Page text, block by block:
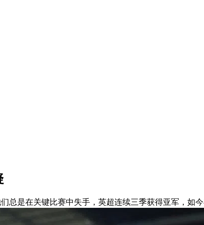
是在关键比赛中失手，英超连续三季获得亚军，如